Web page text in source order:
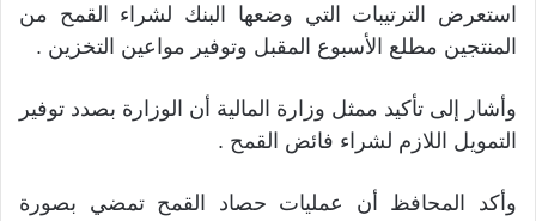
استعرض الترتيبات التي وضعها البنك لشراء القمح من
المنتجين مطلع الأسبوع المقبل وتوفير مواعين التخزين .
وأشار إلى تأكيد ممثل وزارة المالية أن الوزارة بصدد توفير
التمويل اللازم لشراء فائض القمح .
وأكد المحافظ أن عمليات حصاد القمح تمضي بصورة